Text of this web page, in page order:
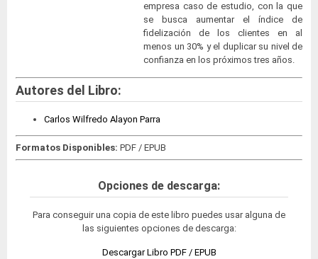
empresa caso de estudio, con la que
se busca aumentar el índice de
fidelización de los clientes en al
menos un 30% y el duplicar su nivel de
confianza en los próximos tres años.
Autores del Libro:
Carlos Wilfredo Alayon Parra
Formatos Disponibles: PDF / EPUB
Opciones de descarga:
Para conseguir una copia de este libro puedes usar alguna de
las siguientes opciones de descarga:
Descargar Libro PDF / EPUB